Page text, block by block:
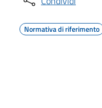
Normativa di riferimento